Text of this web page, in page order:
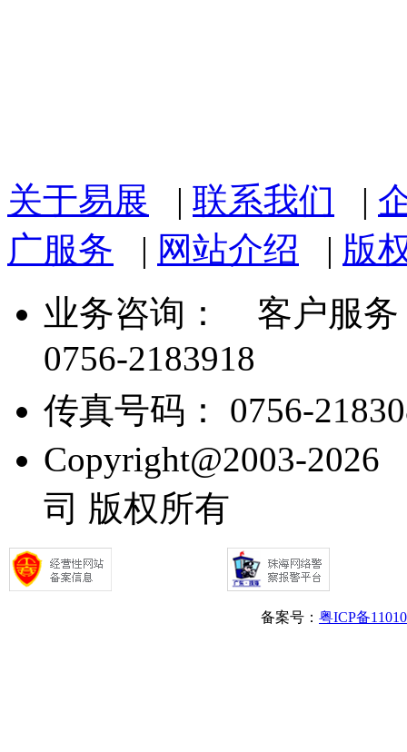
关于易展 | 联系我们 |
广服务 | 网站介绍 | 版
业务咨询：
客户服务
0756-2183918
传真号码： 0756-
Copyright@2003-
司 版权所有
备案号： 粤ICP备